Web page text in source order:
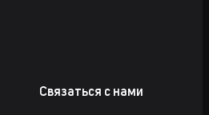
Связаться с нами